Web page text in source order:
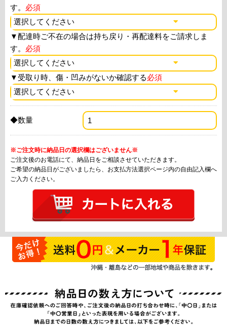
す。 必須
▼配達時ご不在の場合は持ち戻り・再配達料をご請求しま
す。 必須
▼ 受取り時、傷・凹みがないか確認する必須
◆数量
※ご注文時に納品日の選択欄はございません※
ご注文後のお電話にて、納品日をご相談させていただきます。
ご希望の納品日がございましたら、お支払方法選択ページ内の自由記入欄へ
ご入力ください。